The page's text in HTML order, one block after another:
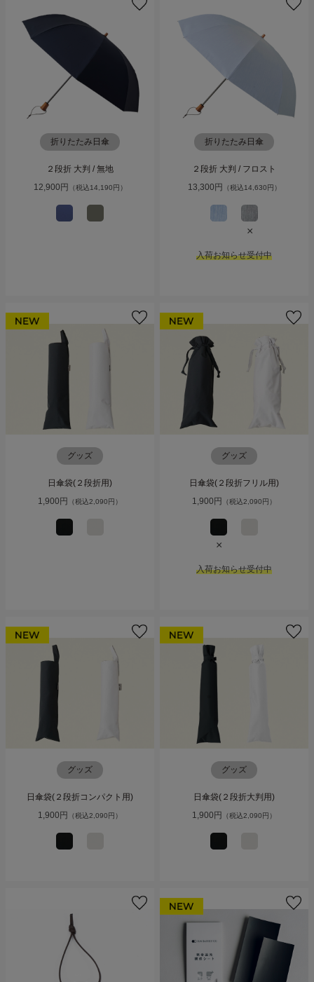
折りたたみ日傘
２段折 大判 / 無地
12,900円
（税込14,190円）
折りたたみ日傘
２段折 大判 / フロスト
13,300円
（税込14,630円）
×
入荷お知らせ受付中
グッズ
日傘袋(２段折用)
1,900円
（税込2,090円）
グッズ
日傘袋(２段折フリル用)
1,900円
（税込2,090円）
×
入荷お知らせ受付中
グッズ
日傘袋(２段折コンパクト用)
1,900円
（税込2,090円）
グッズ
日傘袋(２段折大判用)
1,900円
（税込2,090円）